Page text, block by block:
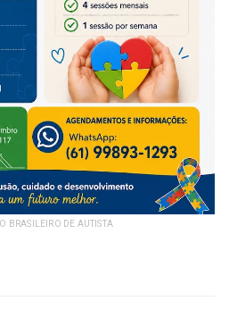
BRASILEIRO DE AUTISTA